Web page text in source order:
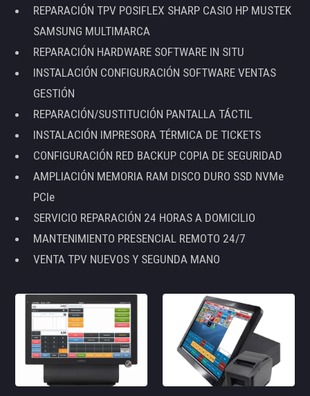
REPARACIÓN TPV POSIFLEX SHARP CASIO HP MUSTEK
SAMSUNG MULTIMARCA
REPARACIÓN HARDWARE SOFTWARE IN SITU
INSTALACIÓN CONFIGURACIÓN SOFTWARE VENTAS
GESTIÓN
REPARACIÓN/SUSTITUCIÓN PANTALLA TÁCTIL
INSTALACIÓN IMPRESORA TÉRMICA DE TICKETS
CONFIGURACIÓN RED BACKUP COPIA DE SEGURIDAD
AMPLIACIÓN MEMORIA RAM DISCO DURO SSD NVMe
PCIe
SERVICIO REPARACIÓN 24 HORAS A DOMICILIO
MANTENIMIENTO PRESENCIAL REMOTO 24/7
VENTA TPV NUEVOS Y SEGUNDA MANO